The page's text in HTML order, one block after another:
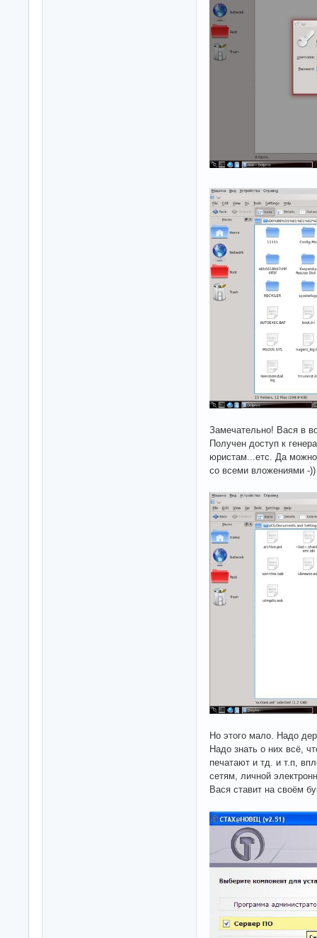
Замечательно! Вася в
Получен доступ к
юристам...етс. Да
со всеми вложениями -))
Но этого мало. Надо
Надо знать о них всё,
печатают и тд. и т.п,
сетям, личной
Вася ставит на своём